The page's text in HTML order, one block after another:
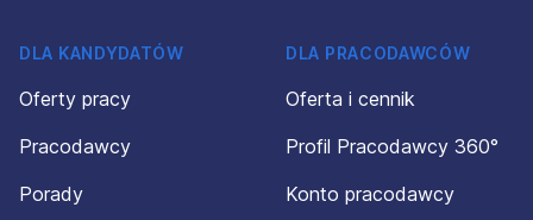
DLA KANDYDATÓW
Oferty pracy
Pracodawcy
Porady
DLA PRACODAWCÓW
Oferta i cennik
Profil Pracodawcy 360°
Konto pracodawcy